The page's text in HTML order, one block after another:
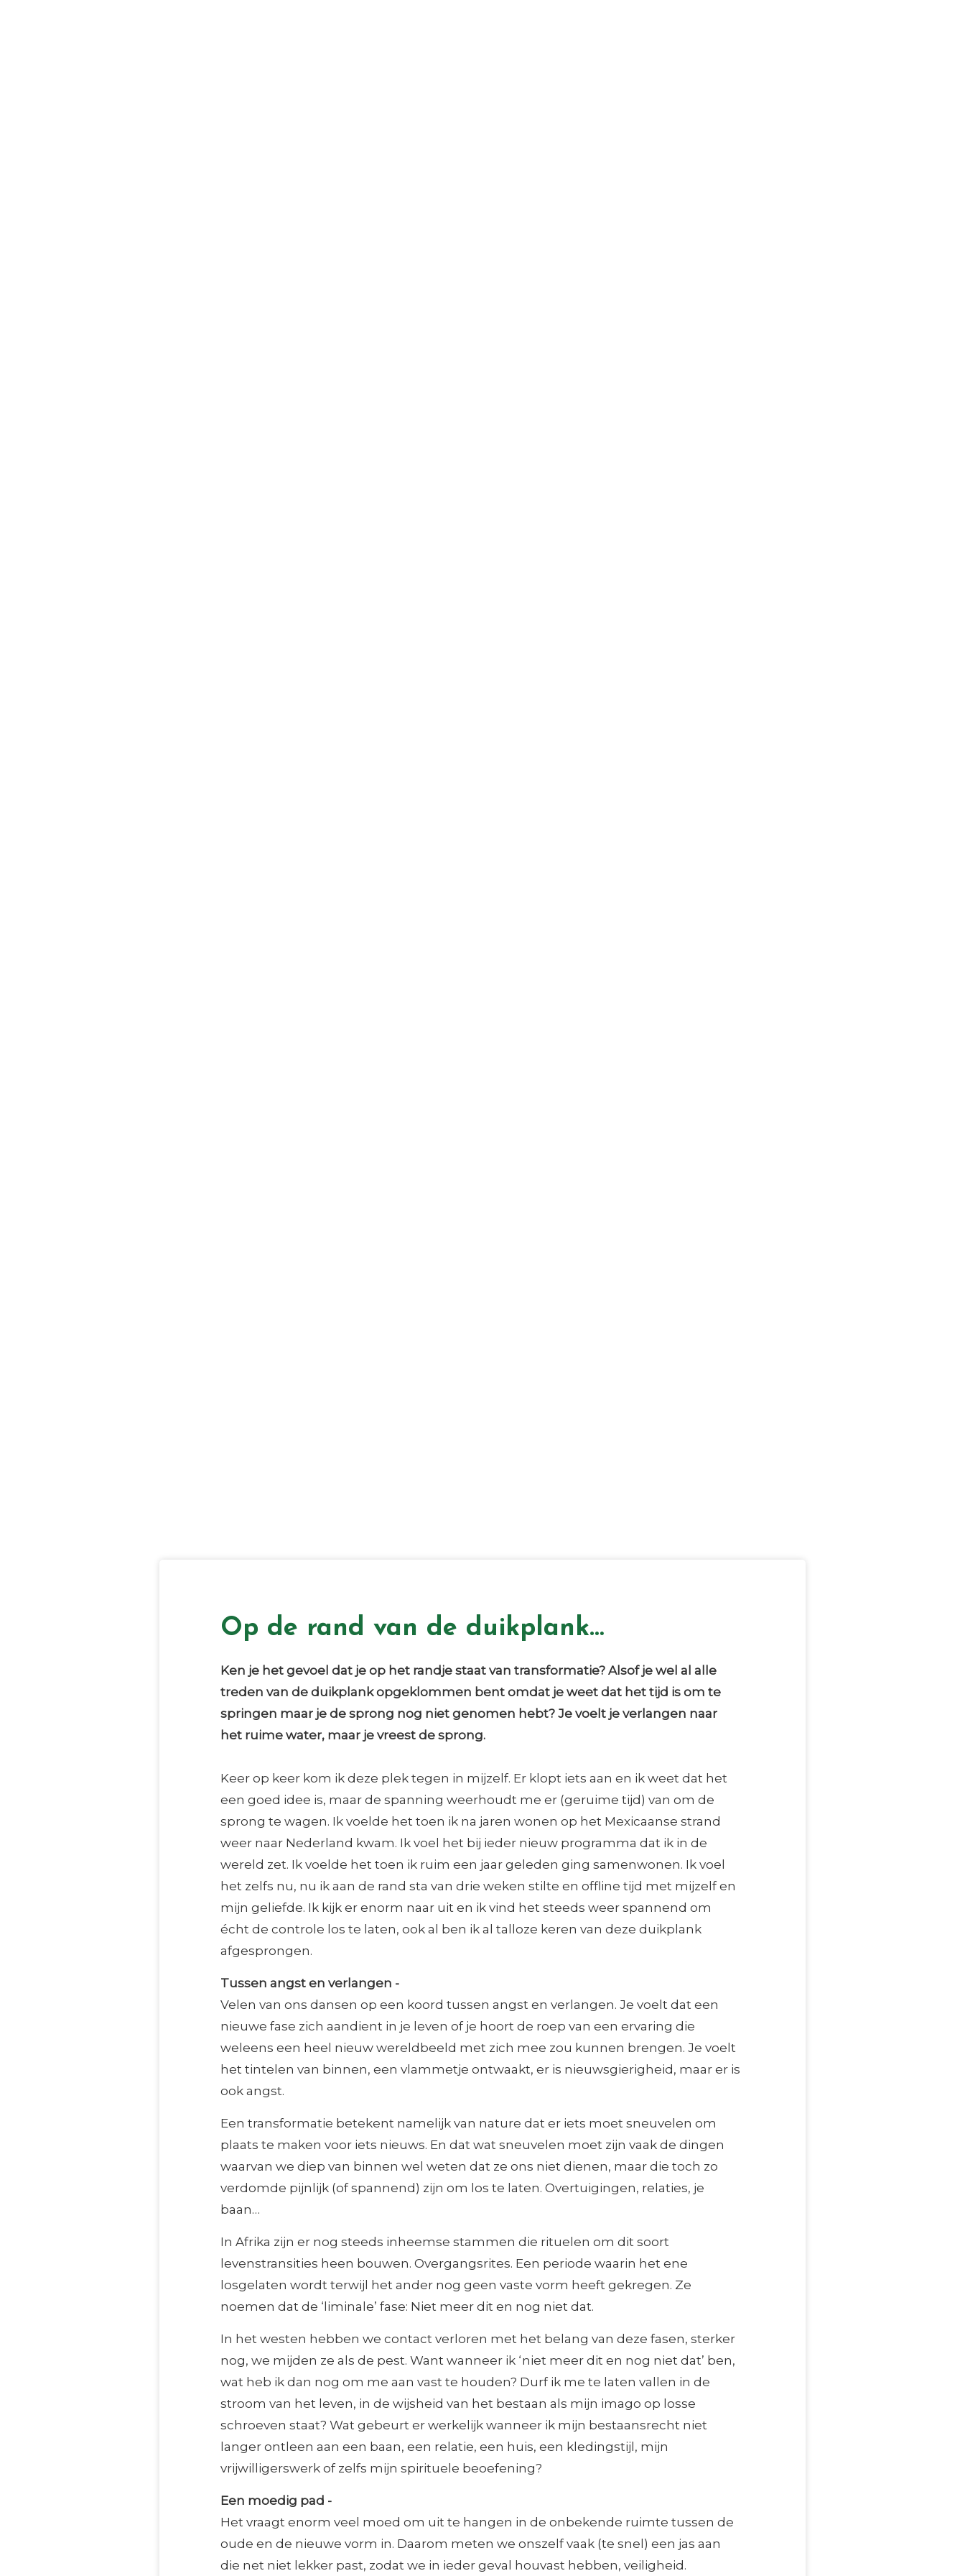
Op de rand van de duikplank…
Ken je het gevoel dat je op het randje staat van transformatie? Alsof je wel al alle
treden van de duikplank opgeklommen bent omdat je weet dat het tijd is om te
springen maar je de sprong nog niet genomen hebt? Je voelt je verlangen naar
het ruime water, maar je vreest de sprong.
Keer op keer kom ik deze plek tegen in mijzelf. Er klopt iets aan en ik weet dat het
een goed idee is, maar de spanning weerhoudt me er (geruime tijd) van om de
sprong te wagen. Ik voelde het toen ik na jaren wonen op het Mexicaanse strand
weer naar Nederland kwam. Ik voel het bij ieder nieuw programma dat ik in de
wereld zet. Ik voelde het toen ik ruim een jaar geleden ging samenwonen. Ik voel
het zelfs nu, nu ik aan de rand sta van drie weken stilte en offline tijd met mijzelf en
mijn geliefde. Ik kijk er enorm naar uit en ik vind het steeds weer spannend om
écht de controle los te laten, ook al ben ik al talloze keren van deze duikplank
afgesprongen.
Tussen angst en verlangen -
Velen van ons dansen op een koord tussen angst en verlangen. Je voelt dat een
nieuwe fase zich aandient in je leven of je hoort de roep van een ervaring die
weleens een heel nieuw wereldbeeld met zich mee zou kunnen brengen. Je voelt
het tintelen van binnen, een vlammetje ontwaakt, er is nieuwsgierigheid, maar er is
ook angst.
Een transformatie betekent namelijk van nature dat er iets moet sneuvelen om
plaats te maken voor iets nieuws. En dat wat sneuvelen moet zijn vaak de dingen
waarvan we diep van binnen wel weten dat ze ons niet dienen, maar die toch zo
verdomde pijnlijk (of spannend) zijn om los te laten. Overtuigingen, relaties, je
baan…
In Afrika zijn er nog steeds inheemse stammen die rituelen om dit soort
levenstransities heen bouwen. Overgangsrites. Een periode waarin het ene
losgelaten wordt terwijl het ander nog geen vaste vorm heeft gekregen. Ze
noemen dat de ‘liminale’ fase: Niet meer dit en nog niet dat.
In het westen hebben we contact verloren met het belang van deze fasen, sterker
nog, we mijden ze als de pest. Want wanneer ik ‘niet meer dit en nog niet dat’ ben,
wat heb ik dan nog om me aan vast te houden? Durf ik me te laten vallen in de
stroom van het leven, in de wijsheid van het bestaan als mijn imago op losse
schroeven staat? Wat gebeurt er werkelijk wanneer ik mijn bestaansrecht niet
langer ontleen aan een baan, een relatie, een huis, een kledingstijl, mijn
vrijwilligerswerk of zelfs mijn spirituele beoefening?
Een moedig pad -
Het vraagt enorm veel moed om uit te hangen in de onbekende ruimte tussen de
oude en de nieuwe vorm in. Daarom meten we onszelf vaak (te snel) een jas aan
die net niet lekker past, zodat we in ieder geval houvast hebben, veiligheid.